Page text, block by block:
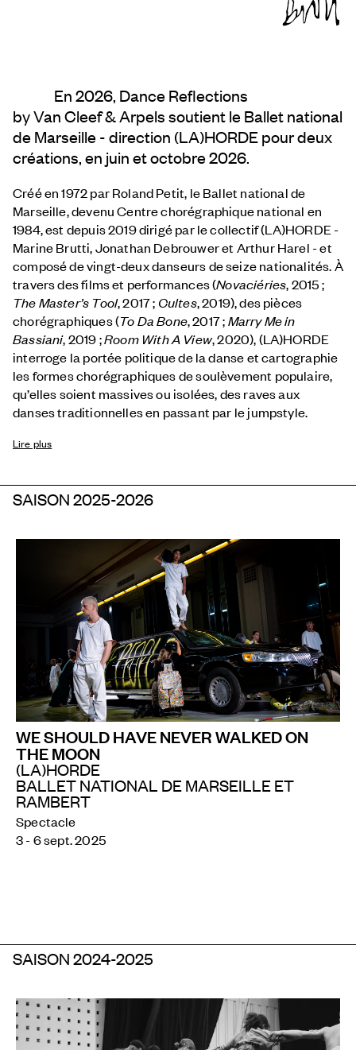
En 2026, Dance Reflections
byVan Cleef & Arpelssoutient le Ballet national
de Marseille - direction (LA)HORDE pour deux
créations, en juin et octobre 2026.
Créé en 1972 par Roland Petit, le Ballet national de
Marseille, devenu Centre chorégraphique national en
1984, est depuis 2019 dirigé par le collectif (LA)HORDE -
Marine Brutti, Jonathan Debrouwer et Arthur Harel - et
composé de vingt-deux danseurs de seize nationalités. À
travers des films et performances (Novaciéries, 2015 ;
The Master’s Tool, 2017 ; Cultes, 2019), des pièces
chorégraphiques (To Da Bone, 2017 ;Marry Me in
Bassiani, 2019 ;Room With A View, 2020), (LA)HORDE
interroge la portée politique de la danse et cartographie
les formes chorégraphiques de soulèvement populaire,
qu’elles soient massives ou isolées, des raves aux
danses traditionnelles en passant par le jumpstyle.
Lire plus
SAISON 2025-2026
WE SHOULD HAVE NEVER WALKED ON
THE MOON
(LA)HORDE
BALLET NATIONAL DE MARSEILLE ET
RAMBERT
Spectacle
3 - 6 sept. 2025
SAISON 2024-2025